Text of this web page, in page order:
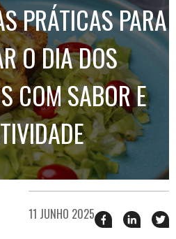
PRÁTICAS PARA
O DIA DOS
COM SABOR E
11 JUNHO 2025 Compartilhar
esse esse